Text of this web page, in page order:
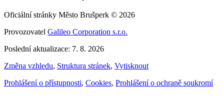
Oficiální stránky Město Brušperk © 2026
Provozovatel Galileo Corporation s.r.o.
Poslední aktualizace: 7. 8. 2026
Změna vzhledu, Struktura stránek, Vytisknout
Prohlášení o přístupnosti, Cookies, Prohlášení o ochraně soukromí